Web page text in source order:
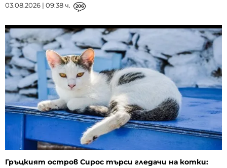
03.08.2026 | 09:38 ч. 206
Гръцкият остров Сирос търси гледачи на котки: